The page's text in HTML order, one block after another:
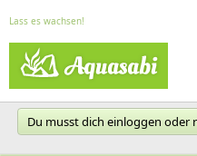
Lass es wachsen!
Du musst dich einloggen oder